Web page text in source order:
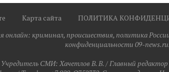
Карта сайта
ПОЛИТИКА
онлайн: криминал, происшествия, политика
конфиденциальности 09-news.ru.
Учредитель СМИ: Хaчeтлoв B. B. / Главный